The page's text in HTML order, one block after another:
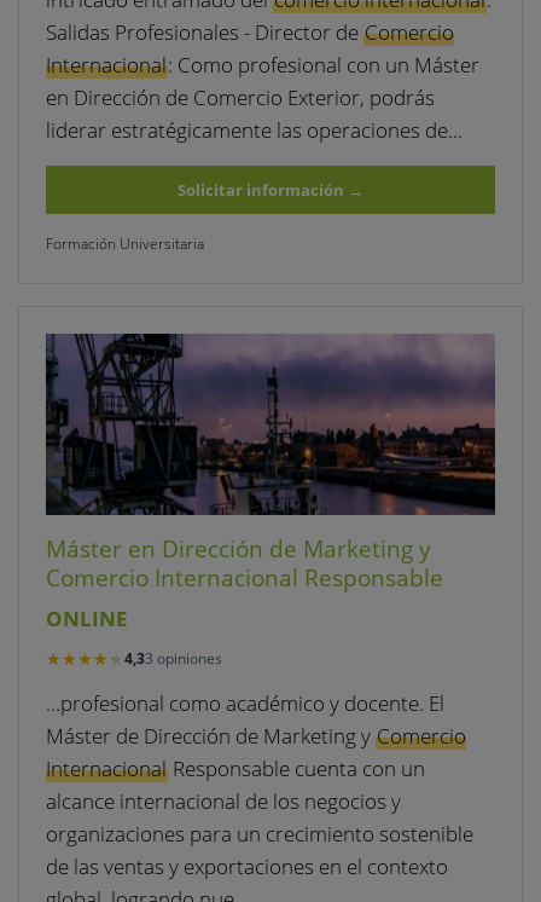
Salidas Profesionales - Director de Comercio
Internacional: Como profesional con un Máster
en Dirección de Comercio Exterior, podrás
liderar estratégicamente las operaciones de…
Solicitar información →
Formación Universitaria
Máster en Dirección de Marketing y
Comercio Internacional Responsable
ONLINE
★★★★★
★★★★★ 4,33 opiniones
…profesional como académico y docente. El
Máster de Dirección de Marketing y Comercio
InternacionalResponsable cuenta con un
alcance internacional de los negocios y
organizaciones para un crecimiento sostenible
de las ventas y exportaciones en el contexto